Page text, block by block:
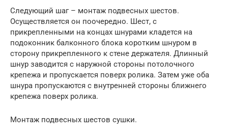
Следующий шаг – монтаж подвесных шестов.
Осуществляется он поочередно. Шест, с
прикрепленными на концах шнурами кладется на
подоконник балконного блока коротким шнуром в
сторону прикрепленного к стене держателя. Длинный
шнур заводится с наружной стороны потолочного
крепежа и пропускается поверх ролика. Затем уже оба
шнура пропускаются с внутренней стороны ближнего
крепежа поверх ролика.
Монтаж подвесных шестов сушки.